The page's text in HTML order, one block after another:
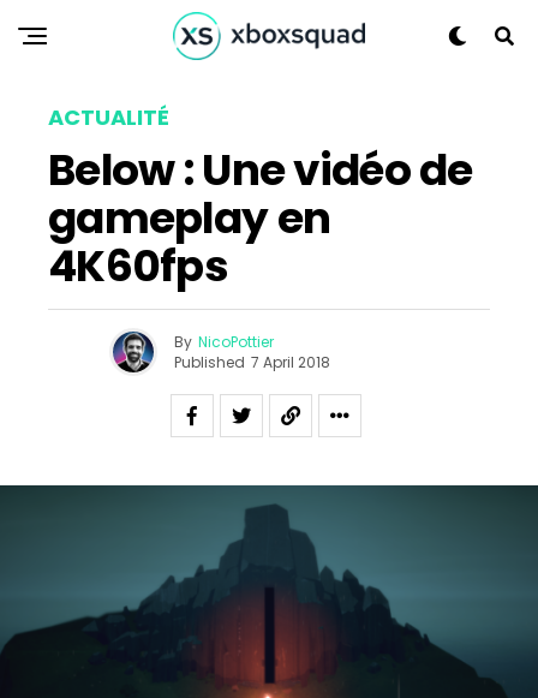
ACTUALITÉ
Below : Une vidéo de
gameplay en
4K60fps
By NicoPottier
Published 7 April 2018
Flipboard
Reddit
Pinterest
Whatsapp